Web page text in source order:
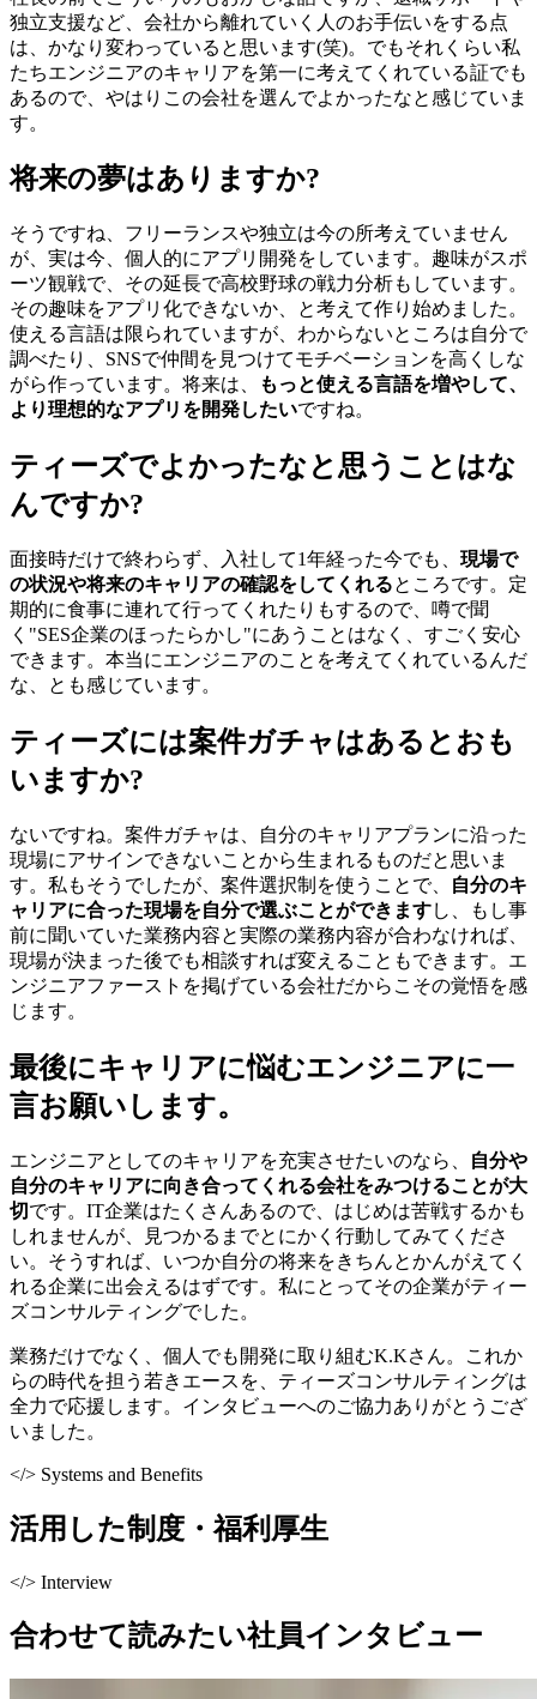
独立支援など、会社から離れていく人のお手伝いをする点
は、かなり変わっていると思います(笑)。でもそれくらい私
たちエンジニアのキャリアを第一に考えてくれている証でも
あるので、やはりこの会社を選んでよかったなと感じていま
す。
将来の夢はありますか?
そうですね、フリーランスや独立は今の所考えていません
が、実は今、個人的にアプリ開発をしています。趣味がスポ
ーツ観戦で、その延長で高校野球の戦力分析もしています。
その趣味をアプリ化できないか、と考えて作り始めました。
使える言語は限られていますが、わからないところは自分で
調べたり、SNSで仲間を見つけてモチベーションを高くしな
がら作っています。将来は、
もっと使える言語を増やして、
より理想的なアプリを開発したいですね。
ティーズでよかったなと思うことはな
んですか?
面接時だけで終わらず、入社して1年経った今でも、 現場で
の状況や将来のキャリアの確認をしてくれるところです。定
期的に食事に連れて行ってくれたりもするので、噂で聞
く"SES企業のほったらかし"にあうことはなく、すごく安心
できます。本当にエンジニアのことを考えてくれているんだ
な、とも感じています。
ティーズには案件ガチャはあるとおも
いますか?
ないですね。案件ガチャは、自分のキャリアプランに沿った
現場にアサインできないことから生まれるものだと思いま
す。私もそうでしたが、案件選択制を使うことで、
自分のキ
ャリアに合った現場を自分で選ぶことができますし、もし事
前に聞いていた業務内容と実際の業務内容が合わなければ、
現場が決まった後でも相談すれば変えることもできます。エ
ンジニアファーストを掲げている会社だからこその覚悟を感
じます。
最後にキャリアに悩むエンジニアに一
言お願いします。
エンジニアとしてのキャリアを充実させたいのなら、
自分や
自分のキャリアに向き合ってくれる会社をみつけることが大
切です。IT企業はたくさんあるので、はじめは苦戦するかも
しれませんが、見つかるまでとにかく行動してみてくださ
い。そうすれば、いつか自分の将来をきちんとかんがえてく
れる企業に出会えるはずです。私にとってその企業がティー
ズコンサルティングでした。
業務だけでなく、個人でも開発に取り組むK.Kさん。これか
らの時代を担う若きエースを、ティーズコンサルティングは
全力で応援します。インタビューへのご協力ありがとうござ
いました。
</> Systems and Benefits
活用した制度・福利厚生
</> Interview
合わせて読みたい社員インタビュー